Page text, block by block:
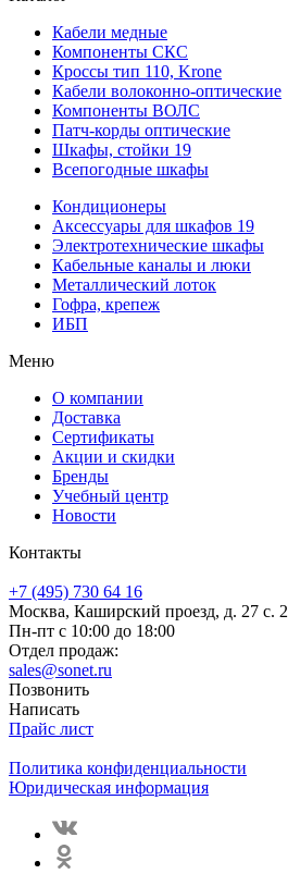
Кабели медные
Компоненты СКС
Кроссы тип 110, Krone
Кабели волоконно-оптические
Компоненты ВОЛС
Патч-корды оптические
Шкафы, стойки 19
Всепогодные шкафы
Кондиционеры
Аксессуары для шкафов 19
Электротехнические шкафы
Кабельные каналы и люки
Металлический лоток
Гофра, крепеж
ИБП
Меню
О компании
Доставка
Сертификаты
Акции и скидки
Бренды
Учебный центр
Новости
Контакты
+7 (495) 730 64 16
Москва, Каширский проезд, д. 27 с. 2
Пн-пт с 10:00 до 18:00
Отдел продаж:
sales@sonet.ru
Позвонить
Написать
Прайс лист
Политика конфиденциальности
Юридическая информация